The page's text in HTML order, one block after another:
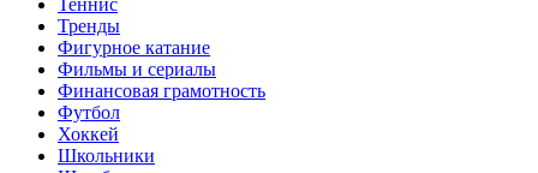
Тренды
Фигурное катание
Фильмы и сериалы
Финансовая грамотность
Футбол
Хоккей
Школьники